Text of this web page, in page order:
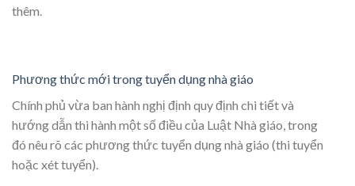
thêm.
Phương thức mới trong tuyển dụng nhà giáo
Chính phủ vừa ban hành nghị định quy định chi tiết và
hướng dẫn thi hành một số điều của Luật Nhà giáo, trong
đó nêu rõ các phương thức tuyển dụng nhà giáo (thi tuyển
hoặc xét tuyển).